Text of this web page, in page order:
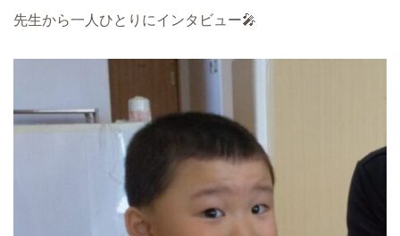
先生から一人ひとりにインタビュー🎤